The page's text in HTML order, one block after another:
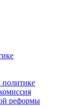
политике
реформы